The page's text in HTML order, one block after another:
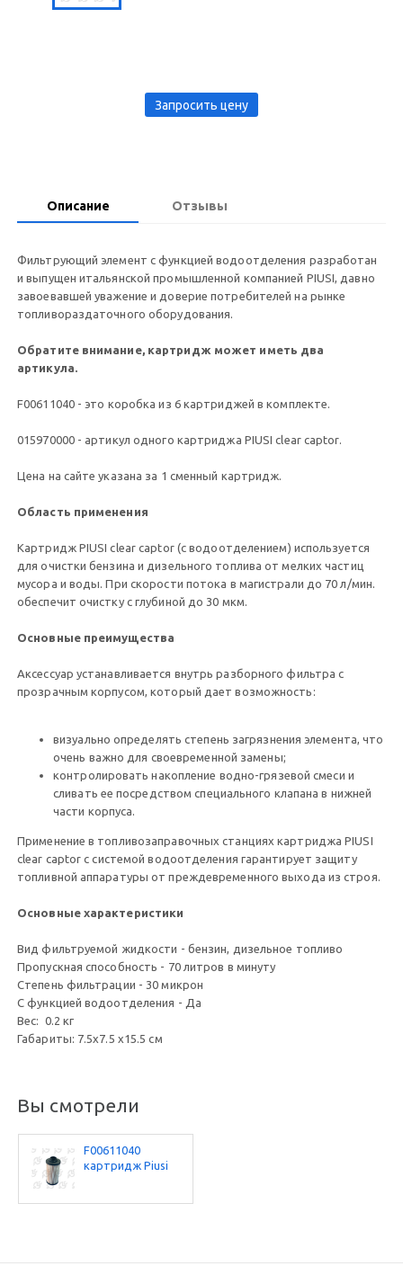
Запросить цену
Описание Отзывы
Фильтрующий элемент с функцией водоотделения разработан
и выпущен итальянской промышленной компанией PIUSI, давно
завоевавшей уважение и доверие потребителей на рынке
топливораздаточного оборудования.
Обратите внимание, картридж может иметь два
артикула.
F00611040 - это коробка из 6 картриджей в комплекте.
015970000 - артикул одного картриджа PIUSI clear captor.
Цена на сайте указана за 1 сменный картридж.
Область применения
Картридж PIUSI clear captor (с водоотделением) используется
для очистки бензина и дизельного топлива от мелких частиц
мусора и воды. При скорости потока в магистрали до 70 л/мин.
обеспечит очистку с глубиной до 30 мкм.
Основные преимущества
Аксессуар устанавливается внутрь разборного фильтра с
прозрачным корпусом, который дает возможность:
визуально определять степень загрязнения элемента, что
очень важно для своевременной замены;
контролировать накопление водно-грязевой смеси и
сливать ее посредством специального клапана в нижней
части корпуса.
Применение в топливозаправочных станциях картриджа PIUSI
clear captor с системой водоотделения гарантирует защиту
топливной аппаратуры от преждевременного выхода из строя.
Основные характеристики
Вид фильтруемой жидкости - бензин, дизельное топливо
Пропускная способность - 70 литров в минуту
Степень фильтрации - 30 микрон
С функцией водоотделения - Да
Вес: 0.2 кг
Габариты: 7.5x7.5 x15.5 см
Вы смотрели
F00611040
картридж Piusi